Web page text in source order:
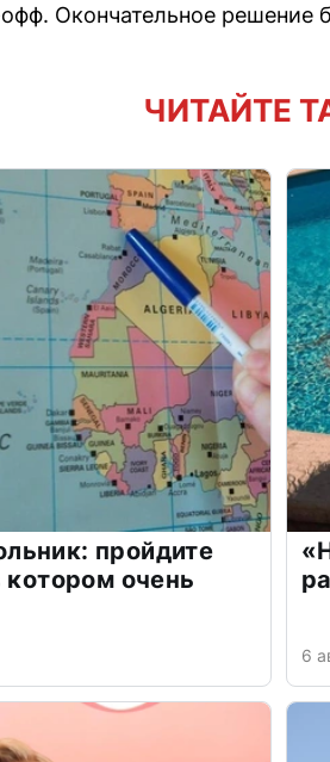
Окончательное решение
ЧИТАЙТЕ
пройдите
котором очень
6